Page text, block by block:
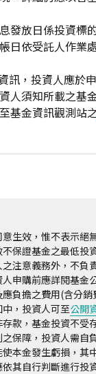
發放日係投資標
日依受託人作業
訊，投資人應於
人須知所載之基
基金資訊觀測站
生效，惟不表示絕
保證基金之最低投
注意義務外，不負
申購前應詳閱基金
負擔之費用(含分
，投資人可至公開
款，基金投資不受
保障，投資人需自
本金發生虧損，其
其自行判斷進行投